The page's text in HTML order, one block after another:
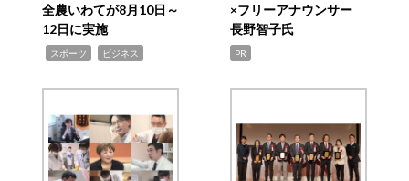
全農いわてが8月10日～
12日に実施
スポーツ ビジネス
×フリーアナウンサー
長野智子氏
PR